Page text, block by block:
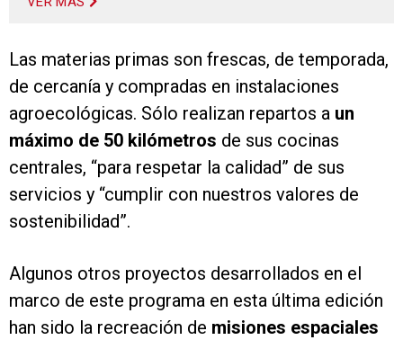
Las materias primas son frescas, de temporada,
de cercanía y compradas en instalaciones
agroecológicas. Sólo realizan repartos a un
máximo de 50 kilómetros de sus cocinas
centrales, “para respetar la calidad” de sus
servicios y “cumplir con nuestros valores de
sostenibilidad”.
Algunos otros proyectos desarrollados en el
marco de este programa en esta última edición
han sido la recreación de misiones espaciales